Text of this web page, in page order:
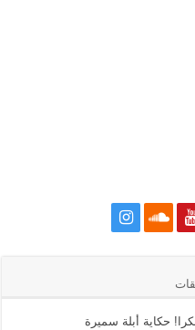
حكاية أبلة سميرة